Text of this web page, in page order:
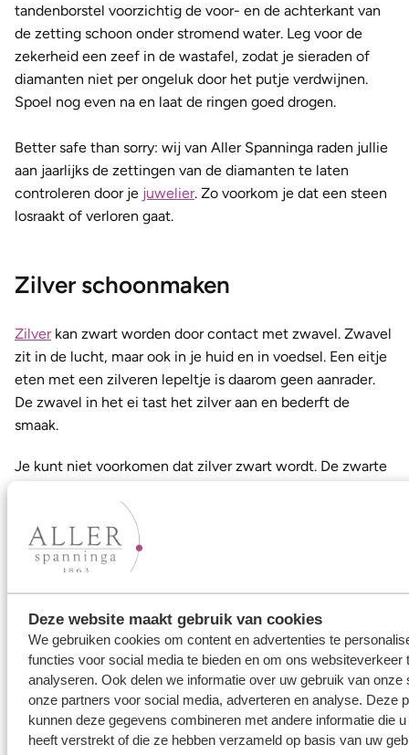
Deze website maakt gebruik van cookies
We gebruiken cookies om content en advertenties te
functies voor social media te bieden en om ons websiteverkeer
analyseren. Ook delen we informatie over uw gebruik van onze
onze partners voor social media, adverteren en analyse. Deze
kunnen deze gegevens combineren met andere informatie die
heeft verstrekt of die ze hebben verzameld op basis van uw
tandenborstel voorzichtig de voor- en de achterkant van
de zetting schoon onder stromend water. Leg voor de
zekerheid een zeef in de wastafel, zodat je sieraden of
diamanten niet per ongeluk door het putje verdwijnen.
Spoel nog even na en laat de ringen goed drogen.
Better safe than sorry: wij van Aller Spanninga raden jullie
aan jaarlijks de zettingen van de diamanten te laten
controleren door je juwelier. Zo voorkom je dat een steen
losraakt of verloren gaat.
Zilver schoonmaken
Zilverkan zwart worden door contact met zwavel. Zwavel
zit in de lucht, maar ook in je huid en in voedsel. Een eitje
eten met een zilveren lepeltje is daarom geen aanrader.
De zwavel in het ei tast het zilver aan en bederft de
smaak.
Je kunt niet voorkomen dat zilver zwart wordt. De zwarte
maken in een sopje, spoel af en droog met een zachte,
niet pluizende doek. Gebruik eventueel een
zilverpoetsdoek voor extra glans.